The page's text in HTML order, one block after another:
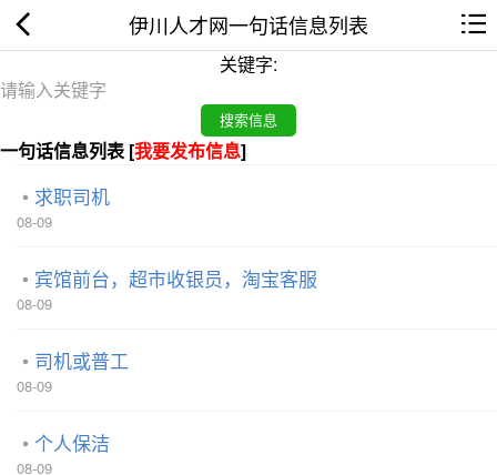
伊川人才网一句话信息列表
关键字:
一句话信息列表 [我要发布信息]
求职司机
08-09
宾馆前台，超市收银员，淘宝客服
08-09
司机或普工
08-09
个人保洁
08-09